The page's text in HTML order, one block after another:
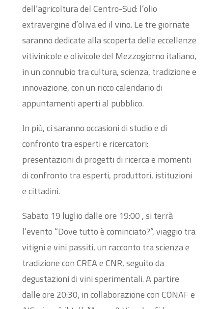
dell’agricoltura del Centro-Sud: l’olio
extravergine d’oliva ed il vino. Le tre giornate
saranno dedicate alla scoperta delle eccellenze
vitivinicole e olivicole del Mezzogiorno italiano,
in un connubio tra cultura, scienza, tradizione e
innovazione, con un ricco calendario di
appuntamenti aperti al pubblico.
In più, ci saranno occasioni di studio e di
confronto tra esperti e ricercatori:
presentazioni di progetti di ricerca e momenti
di confronto tra esperti, produttori, istituzioni
e cittadini.
Sabato 19 luglio dalle ore 19:00 , si terrà
l’evento “Dove tutto è cominciato?”, viaggio tra
vitigni e vini passiti, un racconto tra scienza e
tradizione con CREA e CNR, seguito da
degustazioni di vini sperimentali. A partire
dalle ore 20:30, in collaborazione con CONAF e